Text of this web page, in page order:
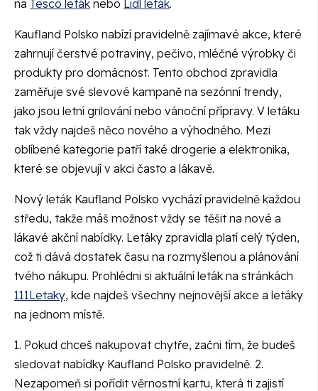
na Tesco leták nebo Lidl leták.
Kaufland Polsko nabízí pravidelně zajímavé akce, které
zahrnují čerstvé potraviny, pečivo, mléčné výrobky či
produkty pro domácnost. Tento obchod zpravidla
zaměřuje své slevové kampaně na sezónní trendy,
jako jsou letní grilování nebo vánoční přípravy. V letáku
tak vždy najdeš něco nového a výhodného. Mezi
oblíbené kategorie patří také drogerie a elektronika,
které se objevují v akci často a lákavě.
Nový leták Kaufland Polsko vychází pravidelně každou
středu, takže máš možnost vždy se těšit na nové a
lákavé akční nabídky. Letáky zpravidla platí celý týden,
což ti dává dostatek času na rozmyšlenou a plánování
tvého nákupu. Prohlédni si aktuální leták na stránkách
111Letaky, kde najdeš všechny nejnovější akce a letáky
na jednom místě.
1. Pokud chceš nakupovat chytře, začni tím, že budeš
sledovat nabídky Kaufland Polsko pravidelně. 2.
Nezapomeň si pořídit věrnostní kartu, která ti zajistí